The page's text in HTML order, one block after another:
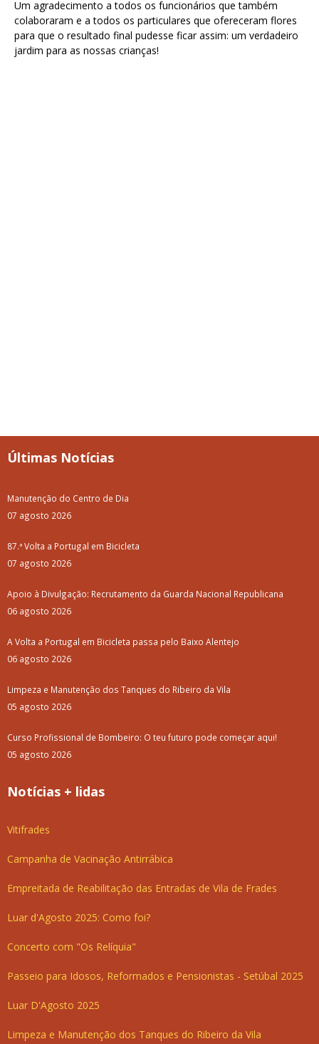
Um agradecimento a todos os funcionários que também
colaboraram e a todos os particulares que ofereceram flores
para que o resultado final pudesse ficar assim: um verdadeiro
jardim para as nossas crianças!
Últimas Notícias
Manutenção do Centro de Dia
07 agosto 2026
87.ª Volta a Portugal em Bicicleta
07 agosto 2026
Apoio à Divulgação: Recrutamento da Guarda Nacional Republicana
06 agosto 2026
A Volta a Portugal em Bicicleta passa pelo Baixo Alentejo
06 agosto 2026
Limpeza e Manutenção dos Tanques do Ribeiro da Vila
05 agosto 2026
Curso Profissional de Bombeiro: O teu futuro pode começar aqui!
05 agosto 2026
Notícias + lidas
Vitifrades
Campanha de Vacinação Antirrábica
Empreitada de Reabilitação das Entradas de Vila de Frades
Luar d'Agosto 2025: Como foi?
Concerto com "Os Relíquia"
Passeio para Idosos, Reformados e Pensionistas - Setúbal 2025
Luar D'Agosto 2025
Limpeza e Manutenção dos Tanques do Ribeiro da Vila